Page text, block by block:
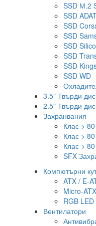
SSD М.2
SSD
SSD
SSD
SSD
SSD
SSD
SSD WD
3.5" Твърди
2.5" Твърди
Захранвания
Клас >
Клас >
Клас >
SFX
Компютърни
ATX / E-
Micro-
RGB LED
Вентилатори